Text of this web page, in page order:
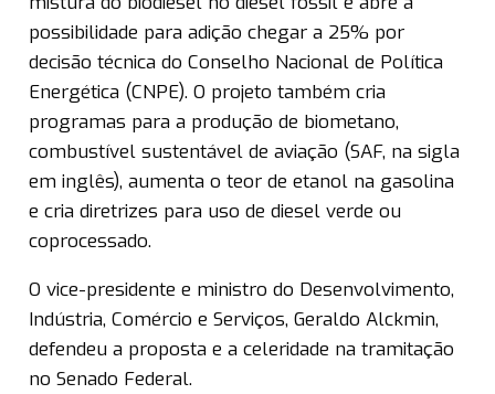
possibilidade para adição chegar a 25% por
decisão técnica do Conselho Nacional de Política
Energética (CNPE). O projeto também cria
programas para a produção de biometano,
combustível sustentável de aviação (SAF, na sigla
em inglês), aumenta o teor de etanol na gasolina
e cria diretrizes para uso de diesel verde ou
coprocessado.
O vice-presidente e ministro do Desenvolvimento,
Indústria, Comércio e Serviços, Geraldo Alckmin,
defendeu a proposta e a celeridade na tramitação
no Senado Federal.